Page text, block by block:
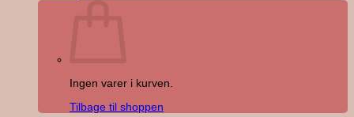
Ingen varer i kurven.
Tilbage til shoppen